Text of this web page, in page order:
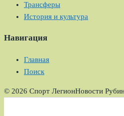
Трансферы
История и культура
Навигация
Главная
Поиск
© 2026 Спорт ЛегионНовости